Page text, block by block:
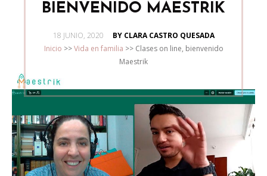
BIENVENIDO MAESTRIK
POSTED
ON
18 JUNIO, 2020
BY CLARA CASTRO QUESADA
Inicio >>Vida en familia >> Clases on line, bienvenido
Maestrik